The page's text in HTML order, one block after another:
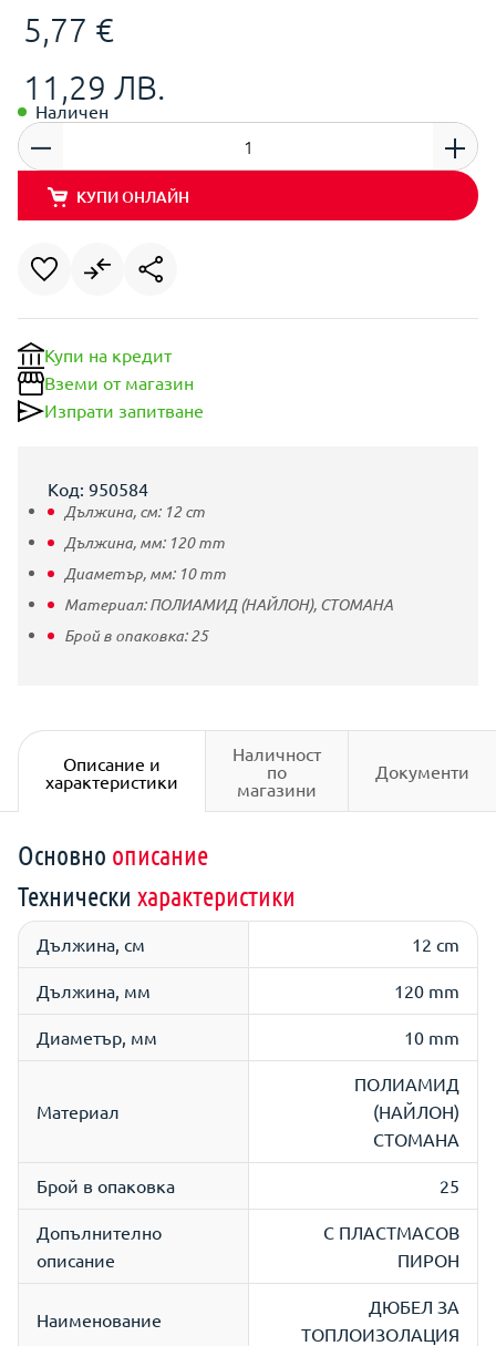
5,77 €
11,29 ЛВ.
Наличен
КУПИ ОНЛАЙН
Купи на кредит
Вземи от магазин
Изпрати запитване
Код: 950584
Дължина, см: 12cm
Дължина, мм: 120mm
Диаметър, мм: 10mm
Материал:ПОЛИАМИД (НАЙЛОН), СТОМАНА
Брой в опаковка:25
Описание и
характеристики
Наличност
по
магазини
Документи
Основно описание
Технически характеристики
Дължина, см 12 cm
Дължина, мм 120 mm
Диаметър, мм 10 mm
Материал
ПОЛИАМИД
(НАЙЛОН)
СТОМАНА
Брой в опаковка 25
Допълнително
описание
С ПЛАСТМАСОВ
ПИРОН
Наименование
ДЮБЕЛ ЗА
ТОПЛОИЗОЛАЦИЯ